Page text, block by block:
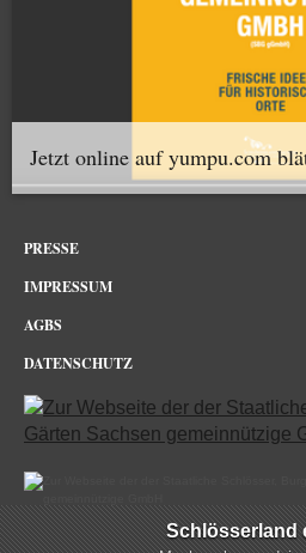
Jetzt online auf yumpu.com
PRESSE
IMPRESSUM
AGBS
DATENSCHUTZ
Dresdner Zwinger im Netz
Schlösserland